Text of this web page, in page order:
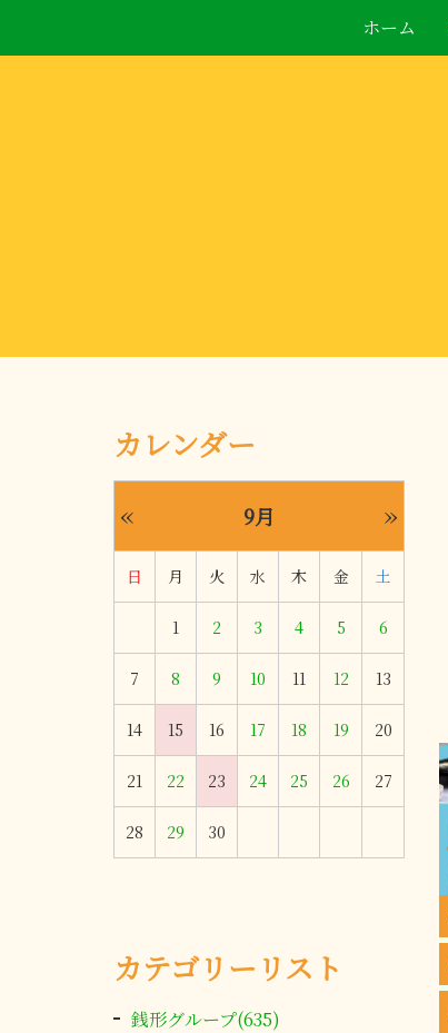
ホーム
カレンダー
« 9月 »
日 月 火 水 木 金 土
1 2 3 4 5 6
7 8 9 10 11 12 13
14 15 16 17 18 19 20
21 22 23 24 25 26 27
28 29 30
カテゴリーリスト
銭形グループ(635)